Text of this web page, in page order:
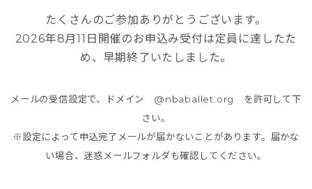
たくさんのご参加ありがとうございます。
2026年8月11日開催のお申込み受付は定員に達したた
め、早期終了いたしました。
メールの受信設定で、ドメイン @nbaballet.org を許可して下
さい。
※設定によって申込完了メールが届かないことがあります。届かな
い場合、迷惑メールフォルダも確認してください。